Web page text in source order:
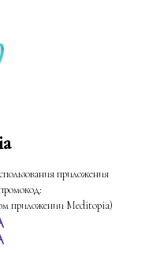
приложения
приложении Meditopia)